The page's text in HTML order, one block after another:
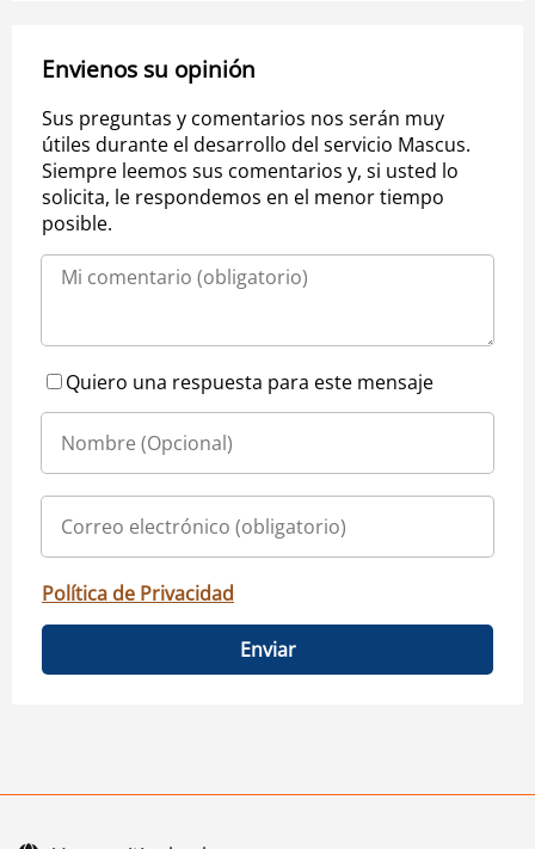
Envienos su opinión
Sus preguntas y comentarios nos serán muy
útiles durante el desarrollo del servicio Mascus.
Siempre leemos sus comentarios y, si usted lo
solicita, le respondemos en el menor tiempo
posible.
Quiero una respuesta para este mensaje
Política de Privacidad
Enviar